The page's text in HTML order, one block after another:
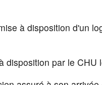
à disposition d'un
disposition par le CHU